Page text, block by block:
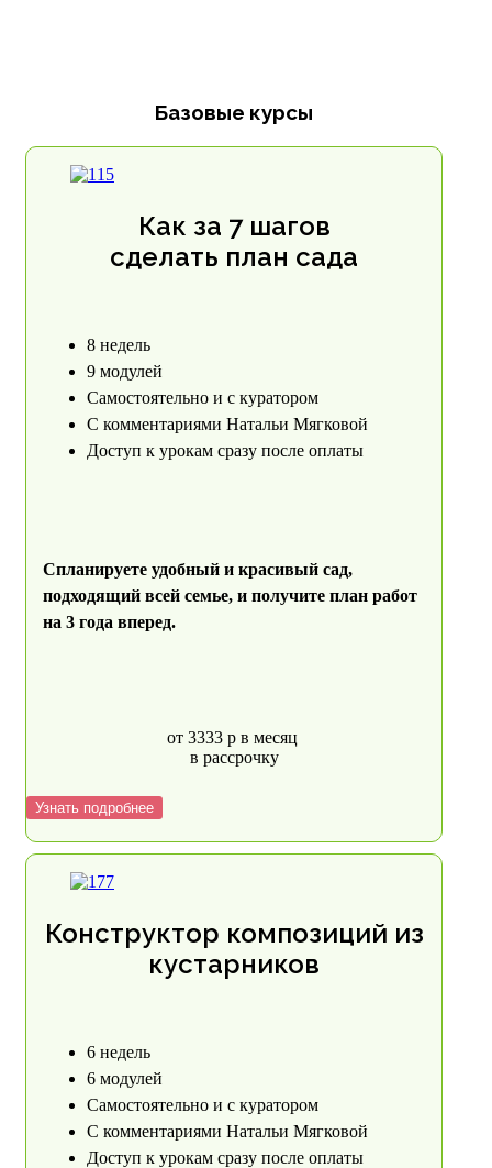
Базовые курсы
Как за 7 шагов
сделать план сада
8 недель
9 модулей
Самостоятельно и с куратором
С комментариями Натальи Мягковой
Доступ к урокам сразу после оплаты
Спланируете удобный и красивый сад,
подходящий всей семье, и получите план работ
на 3 года вперед.
от 3333 р в месяц
в рассрочку
Узнать подробнее
Конструктор композиций из
кустарников
6 недель
6 модулей
Самостоятельно и с куратором
С комментариями Натальи Мягковой
Доступ к урокам сразу после оплаты